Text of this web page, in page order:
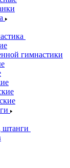
гимнастики
штанги